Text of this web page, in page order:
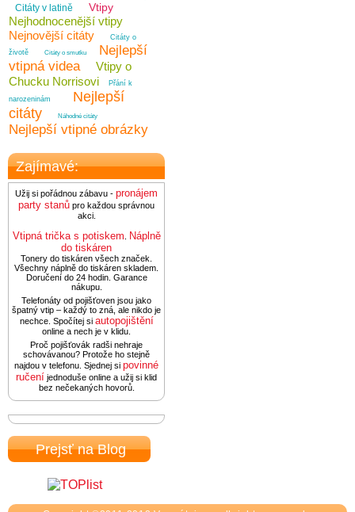
Citáty v latině Vtipy
Nejhodnocenější vtipy
Nejnovější citáty
Citáty o
životě
Citáty o smutku
Nejlepší
vtipná videa
Vtipy o
Chucku Norrisovi
Přání k
narozeninám
Nejlepší
citáty
Náhodné citáty
Nejlepší vtipné obrázky
Zajímavé:
Užij si pořádnou zábavu - pronájem
party stanů pro každou správnou
akci.
Vtipná trička s potiskem Náplně
do tiskáren
Tonery do tiskáren všech značek.
Všechny náplně do tiskáren skladem.
Doručení do 24 hodin. Garance
nákupu.
Telefonáty od pojišťoven jsou jako
špatný vtip – každý to zná, ale nikdo je
nechce. Spočítej si autopojištění
online a nech je v klidu.
Proč pojišťovák radši nehraje
schovávanou? Protože ho stejně
najdou v telefonu. Sjednej si povinné
ručení jednoduše online a užij si klid
bez nečekaných hovorů.
Prejsť na Blog